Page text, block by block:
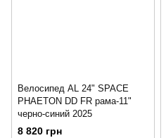
Велосипед AL 24" SPACE
PHAETON DD FR рама-11"
черно-синий 2025
8 820 грн